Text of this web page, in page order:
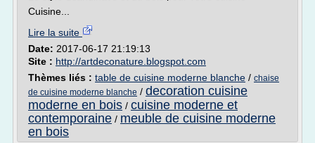
Cuisine...
Lire la suite
Date: 2017-06-17 21:19:13
Site : http://artdeconature.blogspot.com
Thèmes liés : table de cuisine moderne blanche / chaise
de cuisine moderne blanche / decoration cuisine
moderne en bois / cuisine moderne et
contemporaine / meuble de cuisine moderne
en bois